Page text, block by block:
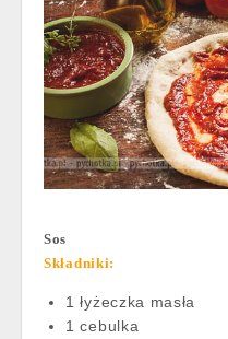
Sos
Składniki:
1 łyżeczka masła
1 cebulka